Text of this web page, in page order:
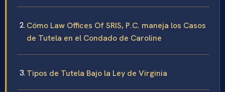
Cómo Law Offices Of SRIS, P.C. maneja los Casos
de Tutela en el Condado de Caroline
Tipos de Tutela Bajo la Ley de Virginia